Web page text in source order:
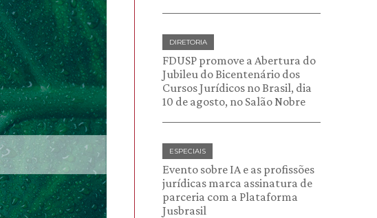
DIRETORIA
FDUSP promove a Abertura do
Jubileu do Bicentenário dos
Cursos Jurídicos no Brasil, dia
10 de agosto, no Salão Nobre
ESPECIAIS
Evento sobre IA e as profissões
jurídicas marca assinatura de
parceria com a Plataforma
Jusbrasil